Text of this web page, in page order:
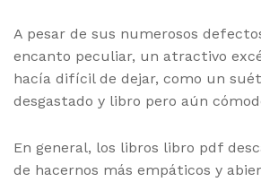
A pesar de sus numerosos
encanto peculiar, un atractivo
hacía difícil de dejar, como un
desgastado y libro pero aún
En general, los libros libro pdf
de hacernos más empáticos y